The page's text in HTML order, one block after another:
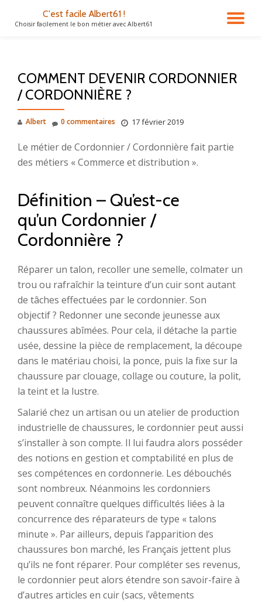
C'est facile Albert61 !
Choisir facilement le bon métier avec Albert61
COMMENT DEVENIR CORDONNIER
/ CORDONNIÈRE ?
Albert 17 février 2019
0 commentaires
Le métier de Cordonnier / Cordonnière fait partie
des métiers « Commerce et distribution ».
Définition – Qu’est-ce
qu’un Cordonnier /
Cordonnière ?
Réparer un talon, recoller une semelle, colmater un
trou ou rafraîchir la teinture d’un cuir sont autant
de tâches effectuées par le cordonnier. Son
objectif ? Redonner une seconde jeunesse aux
chaussures abîmées. Pour cela, il détache la partie
usée, dessine la pièce de remplacement, la découpe
dans le matériau choisi, la ponce, puis la fixe sur la
chaussure par clouage, collage ou couture, la polit,
la teint et la lustre.
Salarié chez un artisan ou un atelier de production
industrielle de chaussures, le cordonnier peut aussi
s’installer à son compte. Il lui faudra alors posséder
des notions en gestion et comptabilité en plus de
ses compétences en cordonnerie. Les débouchés
sont nombreux. Néanmoins les cordonniers
peuvent connaître quelques difficultés liées à la
concurrence des réparateurs de type « talons
minute ». Par ailleurs, depuis l’apparition des
chaussures bon marché, les Français jettent plus
qu’ils ne font réparer. Pour compléter ses revenus,
le cordonnier peut alors étendre son savoir-faire à
d’autres articles en cuir (sacs, vêtements